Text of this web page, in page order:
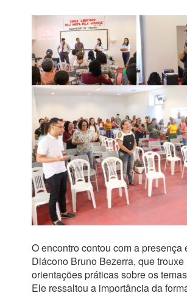
O encontro contou com a presença
Diácono Bruno Bezerra, que
orientações práticas sobre os
Ele ressaltou a importância da